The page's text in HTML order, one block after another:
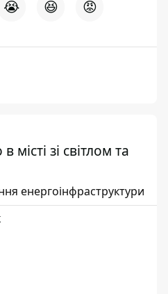
😭 😆 😡
зі світлом та
енергоінфраструктури